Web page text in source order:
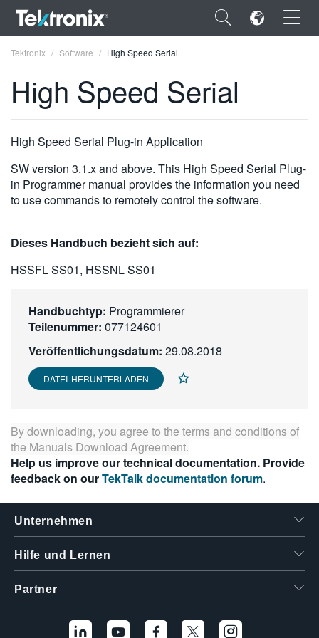
×
ENGLISH
FRANÇAIS
DEUTSCH
简体中文
日本語
한국어
繁體中文
Tektronix Software High Speed Serial
High Speed Serial
High Speed Serial Plug-in Application
SW version 3.1.x and above. This High Speed Serial Plug-
in Programmer manual provides the information you need
to use commands to remotely control the software.
Dieses Handbuch bezieht sich auf:
HSSFL SS01, HSSNL SS01
Handbuchtyp: Programmierer
Teilenummer: 077124601
Veröffentlichungsdatum: 29.08.2018
DATEI HERUNTERLADEN
By downloading, you agree to the terms and conditions of
the Manuals Download Agreement.
Help us improve our technical documentation. Provide
feedback on ourTekTalk documentation forum.
Unternehmen
Hilfe und Lernen
Partner